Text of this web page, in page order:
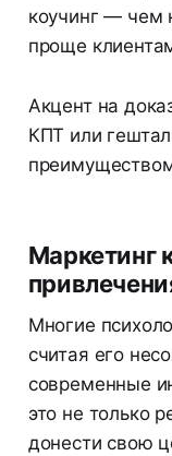
коучинг — чем
проще
Акцент на
КПТ или
Маркетинг
Многие
считая его
современные
это не только
донести свою